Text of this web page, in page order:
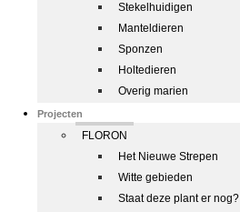
Stekelhuidigen
Manteldieren
Sponzen
Holtedieren
Overig marien
Projecten
FLORON
Het Nieuwe Strepen
Witte gebieden
Staat deze plant er nog?